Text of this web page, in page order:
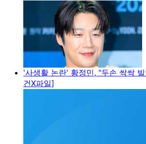
'사생활 논란' 황정민, "두손 싹싹
건X파일]